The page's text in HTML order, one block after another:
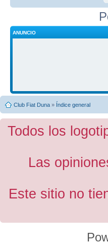
ANUNCIO
Club Fiat Duna » Índice general
Todos los
Las
Este sitio no